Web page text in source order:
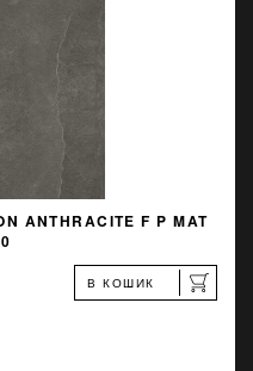
ANTHRACITE F P MAT
В КОШИК